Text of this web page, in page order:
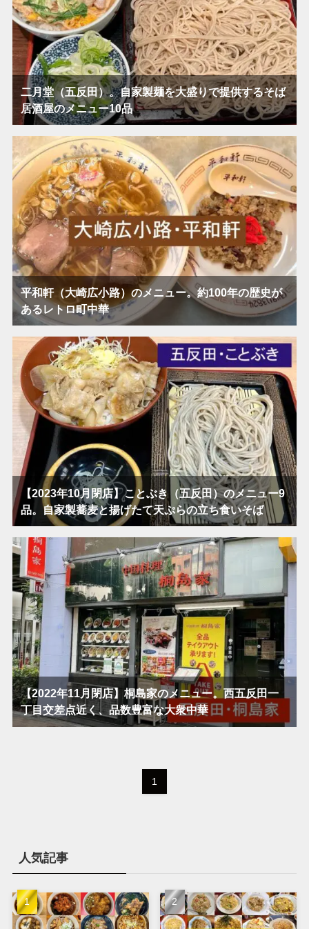
二月堂（五反田）。自家製麺を大盛りで提供するそば
居酒屋のメニュー10品
平和軒（大崎広小路）のメニュー。約100年の歴史が
あるレトロ町中華
【2023年10月閉店】ことぶき（五反田）のメニュー9
品。自家製蕎麦と揚げたて天ぷらの立ち食いそば
【2022年11月閉店】桐島家のメニュー。西五反田一
丁目交差点近く、品数豊富な大衆中華
1
人気記事